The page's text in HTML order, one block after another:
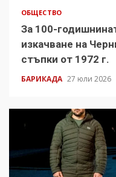
ОБЩЕСТВО
За 100-
изкачване на
стъпки от 1972 г.
БАРИКАДА 27 юли 2026